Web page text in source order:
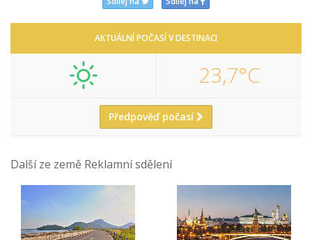
AKTUÁLNÍ POČASÍ V DESTINACI
23,7°C
Předpověď počasí
Další ze země Reklamní sdělení